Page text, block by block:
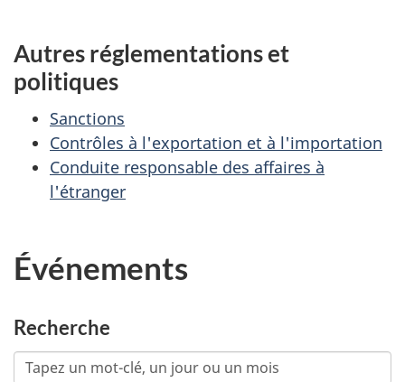
Autres réglementations et
politiques
Sanctions
Contrôles à l'exportation et à l'importation
Conduite responsable des affaires à
l'étranger
Événements
Recherche